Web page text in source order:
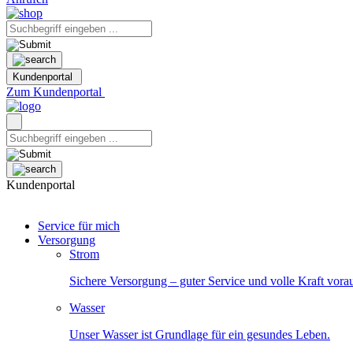
Kundenportal
Zum Kundenportal
Kundenportal
Service für mich
Versorgung
Strom
Sichere Versorgung – guter Service und volle Kraft
Wasser
Unser Wasser ist Grundlage für ein gesundes Leben.